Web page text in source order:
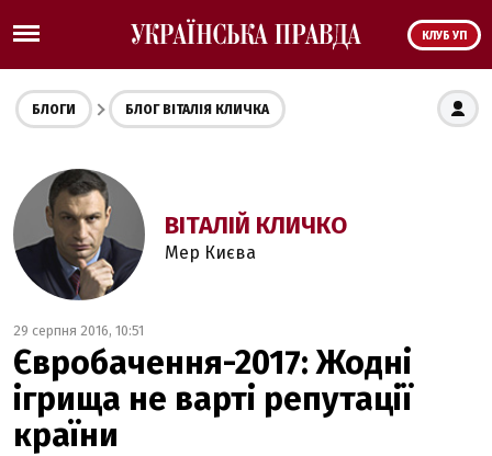
КЛУБ УП
БЛОГИ БЛОГ ВІТАЛІЯ КЛИЧКА
ВІТАЛІЙ КЛИЧКО
Мер Києва
29 серпня 2016, 10:51
Євробачення-2017: Жодні
ігрища не варті репутації
країни